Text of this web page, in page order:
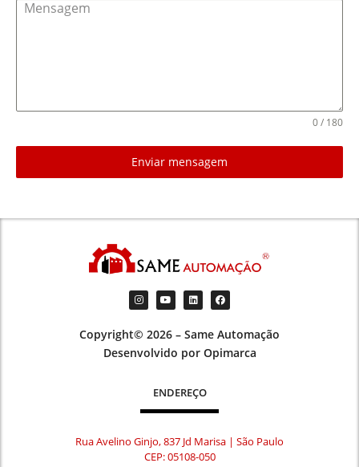
0 / 180
Enviar mensagem
Copyright© 2026 – Same Automação
Desenvolvido por Opimarca
ENDEREÇO
Rua Avelino Ginjo, 837 Jd Marisa | São Paulo
CEP: 05108-050